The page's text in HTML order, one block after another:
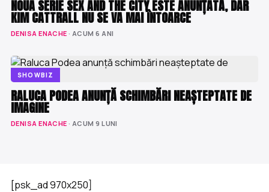
NOUA SERIE SEX AND THE CITY ESTE ANUNȚATĂ, DAR
KIM CATTRALL NU SE VA MAI ÎNTOARCE
DENISA ENACHE · ACUM 6 ANI
SHOWBIZ
RALUCA PODEA ANUNȚĂ SCHIMBĂRI NEAȘTEPTATE DE
IMAGINE
DENISA ENACHE · ACUM 9 LUNI
[psk_ad 970x250]